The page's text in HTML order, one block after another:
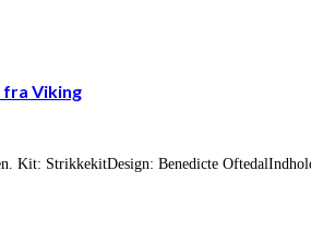
fra Viking
Kit: StrikkekitDesign: Benedicte